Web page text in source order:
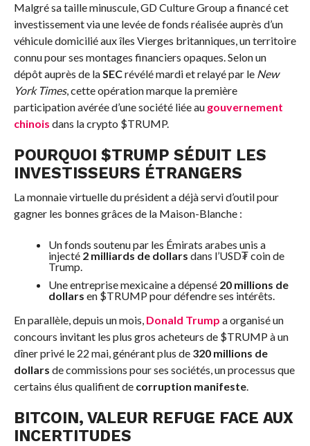
Malgré sa taille minuscule, GD Culture Group a financé cet
investissement via une levée de fonds réalisée auprès d’un
véhicule domicilié aux îles Vierges britanniques, un territoire
connu pour ses montages financiers opaques. Selon un
dépôt auprès de laSECrévélé mardi et relayé par le New
York Times, cette opération marque la première
participation avérée d’une société liée au gouvernement
chinois dans la crypto $TRUMP.
POURQUOI $TRUMP SÉDUIT LES
INVESTISSEURS ÉTRANGERS
La monnaie virtuelle du président a déjà servi d’outil pour
gagner les bonnes grâces de la Maison-Blanche :
Un fonds soutenu par les Émirats arabes unis a
injecté 2 milliards de dollars dans l’USD₮ coin de
Trump.
Une entreprise mexicaine a dépensé 20 millions de
dollars en $TRUMP pour défendre ses intérêts.
En parallèle, depuis un mois, Donald Trump a organisé un
concours invitant les plus gros acheteurs de $TRUMP à un
dîner privé le 22 mai, générant plus de 320 millions de
dollars de commissions pour ses sociétés, un processus que
certains élus qualifient de corruption manifeste.
BITCOIN, VALEUR REFUGE FACE AUX
INCERTITUDES